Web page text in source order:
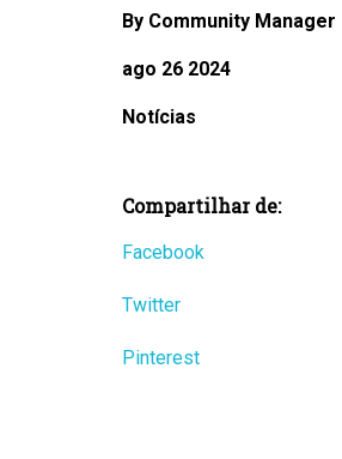
By Community Manager
ago 26 2024
Notícias
Compartilhar de:
Facebook
Twitter
Pinterest